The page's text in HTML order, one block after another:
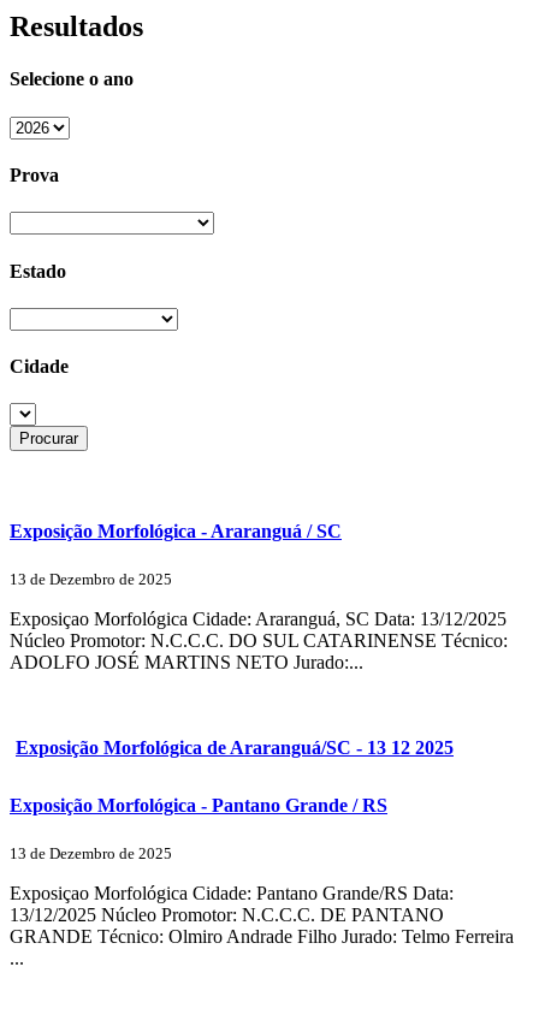
Resultados
Selecione o ano
Prova
Estado
Cidade
Exposição Morfológica - Araranguá / SC
13 de Dezembro de 2025
Exposiçao Morfológica Cidade: Araranguá, SC Data: 13/12/2025
Núcleo Promotor: N.C.C.C. DO SUL CATARINENSE Técnico:
ADOLFO JOSÉ MARTINS NETO Jurado:...
Exposição Morfológica de Araranguá/SC - 13 12 2025
Exposição Morfológica - Pantano Grande / RS
13 de Dezembro de 2025
Exposiçao Morfológica Cidade: Pantano Grande/RS Data:
13/12/2025 Núcleo Promotor: N.C.C.C. DE PANTANO
GRANDE Técnico: Olmiro Andrade Filho Jurado: Telmo Ferreira
...